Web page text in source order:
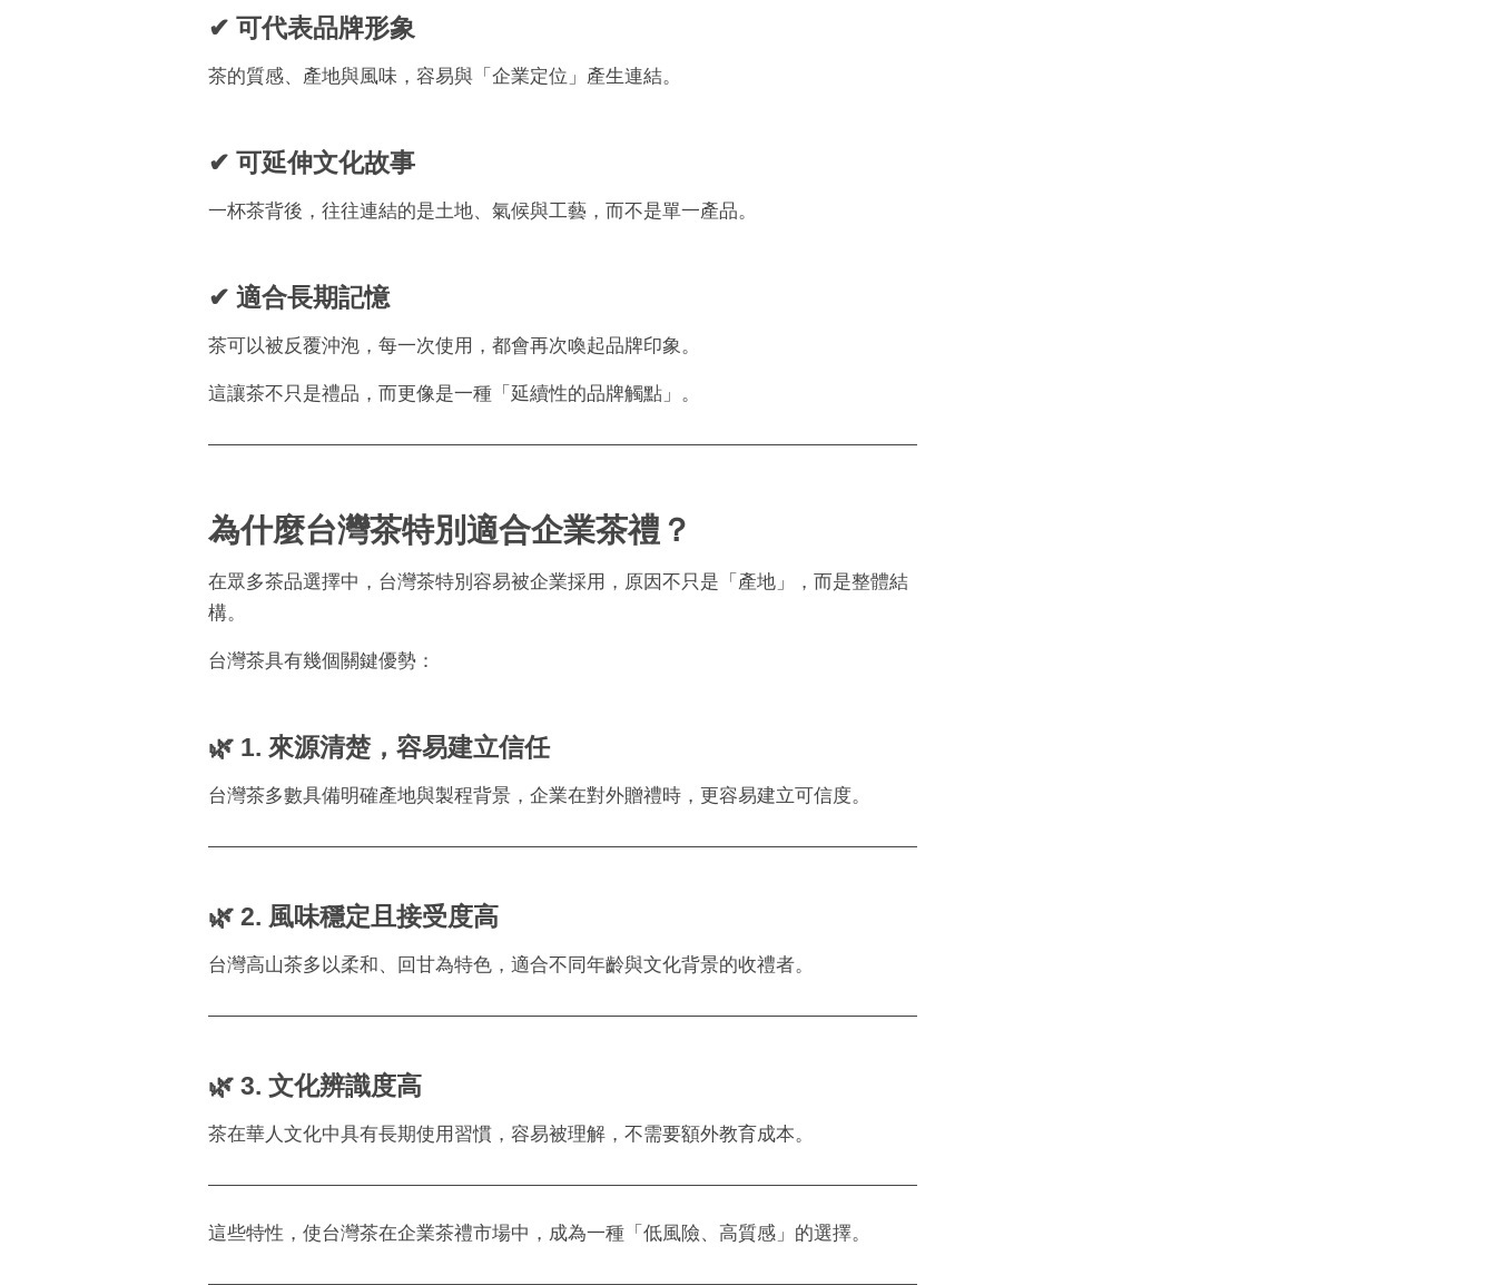
✔ 可代表品牌形象
茶的質感、產地與風味，容易與「企業定位」產生連結。
✔ 可延伸文化故事
一杯茶背後，往往連結的是土地、氣候與工藝，而不是單一產品。
✔ 適合長期記憶
茶可以被反覆沖泡，每一次使用，都會再次喚起品牌印象。
這讓茶不只是禮品，而更像是一種「延續性的品牌觸點」。
為什麼台灣茶特別適合企業茶禮？
在眾多茶品選擇中，台灣茶特別容易被企業採用，原因不只是「產地」，而是整體結
構。
台灣茶具有幾個關鍵優勢：
🌿 1. 來源清楚，容易建立信任
台灣茶多數具備明確產地與製程背景，企業在對外贈禮時，更容易建立可信度。
🌿 2. 風味穩定且接受度高
台灣高山茶多以柔和、回甘為特色，適合不同年齡與文化背景的收禮者。
🌿 3. 文化辨識度高
茶在華人文化中具有長期使用習慣，容易被理解，不需要額外教育成本。
這些特性，使台灣茶在企業茶禮市場中，成為一種「低風險、高質感」的選擇。